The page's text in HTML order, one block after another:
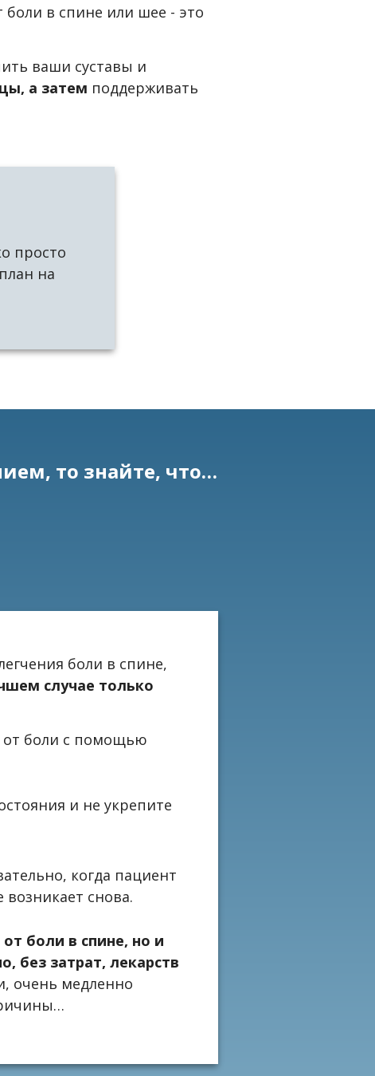
в спине или шее - это
ваши суставы и
а затем поддерживать
просто
на
то знайте, что…
боли в спине,
случае только
от боли с помощью
и не укрепите
когда пациент
снова.
боли в спине, но и
без затрат, лекарств
очень медленно